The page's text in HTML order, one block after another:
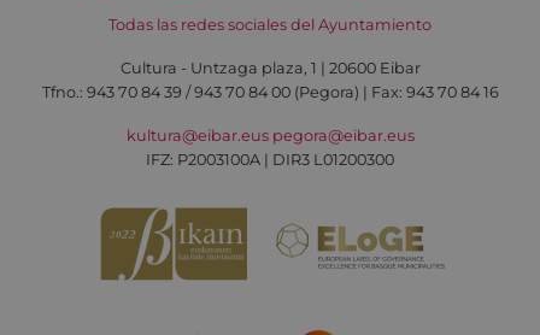
Todas las redes sociales del Ayuntamiento
Cultura - Untzaga plaza, 1 | 20600 Eibar
Tfno.: 943 70 84 39 / 943 70 84 00 (Pegora) | Fax: 943 70 84 16
kultura@eibar.eus pegora@eibar.eus
IFZ: P2003100A | DIR3 L01200300